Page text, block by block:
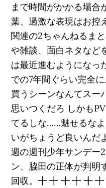
まで時間がかかる場合
葉、過激な表現はお控
関連の2ちゃんねるま
や雑談、面白ネタなど
は最近進むようになっ
での7年間ぐらい完全
買うシーンなんてスー
思いつくだろ しかも
てるしな……魅せるな
いがちょうど良いんだ
週の週刊少年サンデー
ン、脇田の正体が判明
回収。╋ ╋ ╋ ╋ ╋ ╋